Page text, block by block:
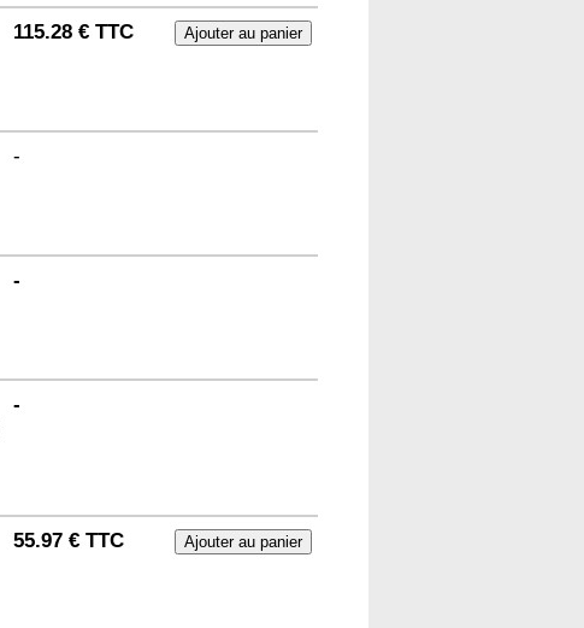
115.28 € TTC
-
-
-
55.97 € TTC